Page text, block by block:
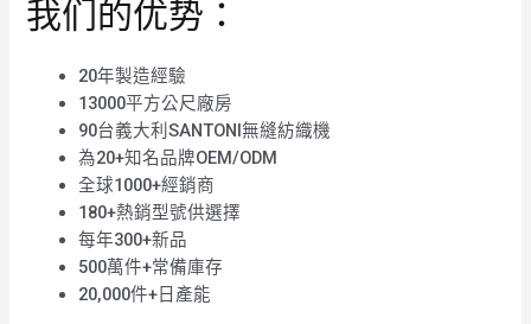
我们的优势：
20年製造經驗
13000平方公尺廠房
90台義大利SANTONI無縫紡織機
為20+知名品牌OEM/ODM
全球1000+經銷商
180+熱銷型號供選擇
每年300+新品
500萬件+常備庫存
20,000件+日產能